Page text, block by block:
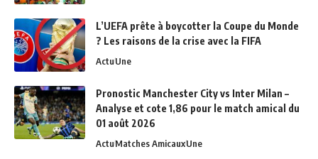
L’UEFA prête à boycotter la Coupe du Monde
? Les raisons de la crise avec la FIFA
ActuUne
Pronostic Manchester City vs Inter Milan –
Analyse et cote 1,86 pour le match amical du
01 août 2026
ActuMatches AmicauxUne